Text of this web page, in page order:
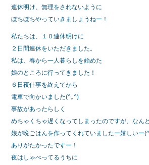
連休明け、無理をされないように
ぼちぼちやっていきましょうねー！
私たちは、１０連休明けに
２日間連休をいただきました。
私は、春から一人暮らしを始めた
娘のところに行ってきました！
６日夜仕事を終えてから
電車で向かいました(^｡^)
事故があったらしく
めちゃくちゃ遅くなってしまったのですが、なん
娘が晩ごはんを作ってくれていましたー嬉しいー
ありがたかったですー！
夜はしゃべってるうちに